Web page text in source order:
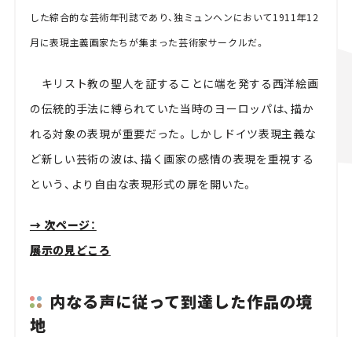
した綜合的な芸術年刊誌であり、独ミュンヘンにおいて1911年12
月に表現主義画家たちが集まった芸術家サークルだ。
キリスト教の聖人を証することに端を発する西洋絵画
の伝統的手法に縛られていた当時のヨーロッパは、描か
れる対象の表現が重要だった。しかしドイツ表現主義な
ど新しい芸術の波は、描く画家の感情の表現を重視する
という、より自由な表現形式の扉を開いた。
→ 次ページ：
展示の見どころ
内なる声に従って到達した作品の境
地